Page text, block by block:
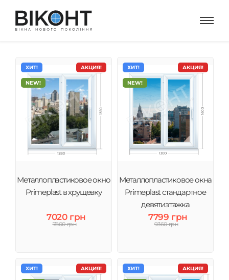
АКЦИЯ!
ХИТ!
NEW!
Металлопластиковое окно
Primeplast в хрущевку
7020 грн
7800 грн
АКЦИЯ!
ХИТ!
NEW!
Металлопластиковое окна
Primeplast стандартное
девятиэтажка
7799 грн
9360 грн
АКЦИЯ!
ХИТ! АКЦИЯ!
ХИТ!